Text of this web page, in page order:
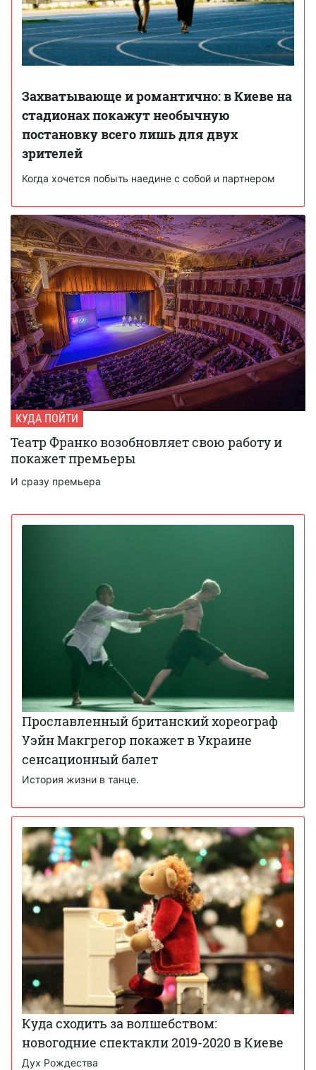
Захватывающе и романтично: в Киеве на
стадионах покажут необычную
постановку всего лишь для двух
зрителей
Когда хочется побыть наедине с собой и партнером
КУДА ПОЙТИ
Театр Франко возобновляет свою работу и
покажет премьеры
И сразу премьера
Прославленный британский хореограф
Уэйн Макгрегор покажет в Украине
сенсационный балет
История жизни в танце.
Куда сходить за волшебством:
новогодние спектакли 2019-2020 в Киеве
Дух Рождества